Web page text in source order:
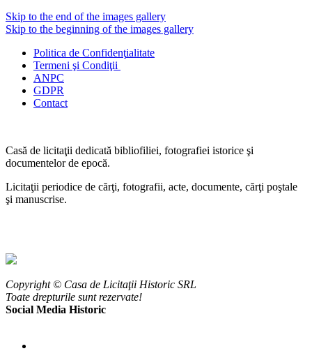
Skip to the end of the images gallery
Skip to the beginning of the images gallery
Politica de Confidenţialitate
Termeni şi Condiţii
ANPC
GDPR
Contact
Casă de licitaţii dedicată bibliofiliei, fotografiei istorice şi
documentelor de epocă.
Licitaţii periodice de cărţi, fotografii, acte, documente, cărţi poştale
şi manuscrise.
Copyright © Casa de Licitaţii Historic SRL
Toate drepturile sunt rezervate!
Social Media Historic